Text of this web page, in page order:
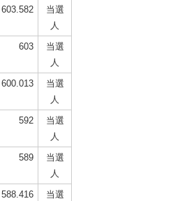
603.582
当選
人
603
当選
人
600.013
当選
人
592
当選
人
589
当選
人
588.416
当選